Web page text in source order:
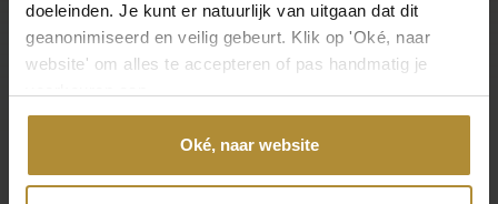
doeleinden. Je kunt er natuurlijk van uitgaan dat dit
geanonimiseerd en veilig gebeurt. Klik op 'Oké, naar
website' om alles te accepteren of pas handmatig je
Oké, naar website
Kategorien
Entwerfen Sie Ihren eigenen einzigartigen Gender Reveal Pop-